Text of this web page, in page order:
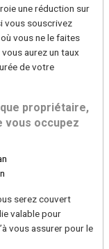
une réduction sur
vous souscrivez
où vous ne le faites
aurez un taux
de votre
propriétaire,
vous occupez
serez couvert
valable pour
vous assurer pour le